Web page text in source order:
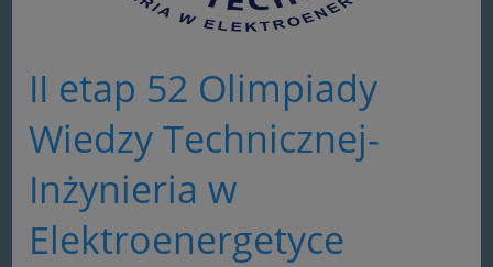
II etap 52 Olimpiady
Wiedzy Technicznej-
Inżynieria w
Elektroenergetyce